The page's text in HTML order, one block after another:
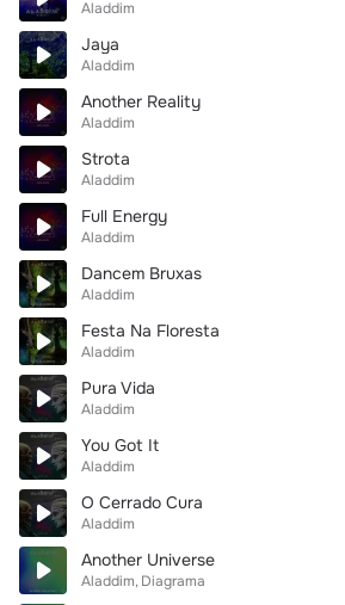
Aladdim
Jaya
Aladdim
Another Reality
Aladdim
Strota
Aladdim
Full Energy
Aladdim
Dancem Bruxas
Aladdim
Festa Na Floresta
Aladdim
Pura Vida
Aladdim
You Got It
Aladdim
O Cerrado Cura
Aladdim
Another Universe
Aladdim Diagrama